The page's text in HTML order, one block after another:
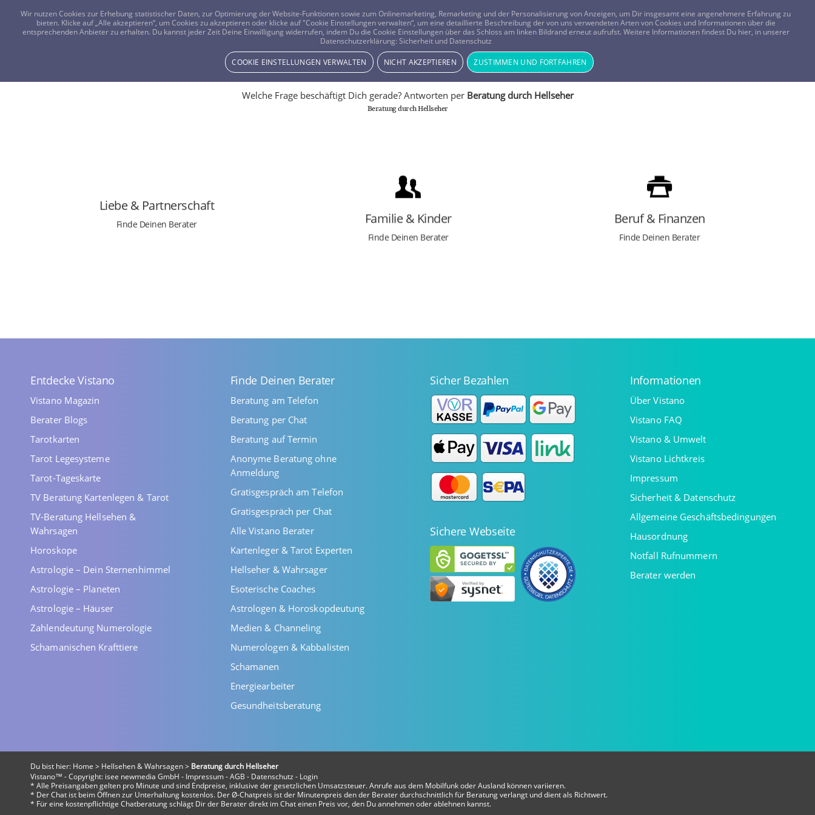
FRAGEN? KOSTENLOS ANRUFEN: 0800-8478266
Beratung Horoskope Tageskarte Magazin ANMELDEN REGISTRIEREN
Welche Frage beschäftigt Dich gerade? Antworten per Beratung durch Hellseher
Beratung durch Hellseher
Liebe & Partnerschaft
Finde Deinen Berater
Eifersucht
Liebeskummer
Familie & Kinder
Finde Deinen Berater
Familie
Kinder
Verwandtschaft
Zwischenmenschliche Beziehungen
Beruf & Finanzen
Finde Deinen Berater
Beruf
Finanzen
Existenzangst
Geldsorgen
Entdecke Vistano
Vistano Magazin
Berater Blogs
Tarotkarten
Tarot Legesysteme
Tarot-Tageskarte
TV Beratung Kartenlegen & Tarot
TV-Beratung Hellsehen &
Wahrsagen
Horoskope
Astrologie – Dein Sternenhimmel
Astrologie – Planeten
Astrologie – Häuser
Zahlendeutung Numerologie
Schamanischen Krafttiere
Finde Deinen Berater
Beratung am Telefon
Beratung per Chat
Beratung auf Termin
Anonyme Beratung ohne
Anmeldung
Gratisgespräch am Telefon
Gratisgespräch per Chat
Alle Vistano Berater
Kartenleger & Tarot Experten
Hellseher & Wahrsager
Esoterische Coaches
Astrologen & Horoskopdeutung
Medien & Channeling
Numerologen & Kabbalisten
Schamanen
Energiearbeiter
Gesundheitsberatung
Sicher Bezahlen
Sichere Webseite
Informationen
Über Vistano
Vistano FAQ
Vistano & Umwelt
Vistano Lichtkreis
Impressum
Sicherheit & Datenschutz
Allgemeine Geschäftsbedingungen
Hausordnung
Notfall Rufnummern
Berater werden
Du bist hier: Home > Hellsehen & Wahrsagen> Beratung durch Hellseher
Vistano™ - Copyright: isee newmedia GmbH - Impressum-AGB - Datenschutz - Login
* Alle Preisangaben gelten pro Minute und sind Endpreise, inklusive der gesetzlichen Umsatzsteuer. Anrufe aus dem Mobilfunk oder Ausland können variieren.
* Der Chat ist beim Öffnen zur Unterhaltung kostenlos. Der Ø-Chatpreis ist der Minutenpreis den der Berater durchschnittlich für Beratung verlangt und dient als Richtwert.
* Für eine kostenpflichtige Chatberatung schlägt Dir der Berater direkt im Chat einen Preis vor, den Du annehmen oder ablehnen kannst.
Wir nutzen Cookies zur Erhebung statistischer Daten, zur Optimierung der Website-Funktionen sowie zum Onlinemarketing, Remarketing und der Personalisierung von Anzeigen, um Dir insgesamt eine angenehmere Erfahrung zu
bieten. Klicke auf „Alle akzeptieren“, um Cookies zu akzeptieren oder klicke auf "Cookie Einstellungen verwalten“, um eine detaillierte Beschreibung der von uns verwendeten Arten von Cookies und Informationen über die
entsprechenden Anbieter zu erhalten. Du kannst jeder Zeit Deine Einwilligung widerrufen, indem Du die Cookie Einstellungen über das Schloss am linken Bildrand erneut aufrufst. Weitere Informationen findest Du hier, in unserer
Datenschutzerklärung: Sicherheit und Datenschutz
COOKIE EINSTELLUNGEN VERWALTEN NICHT AKZEPTIEREN ZUSTIMMEN UND FORTFAHREN